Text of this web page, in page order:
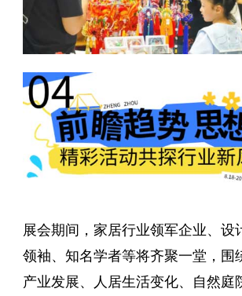
展会期间，家居行业领军企业、设
领袖、知名学者等将齐聚一堂，围
产业发展、人居生活变化、自然庭